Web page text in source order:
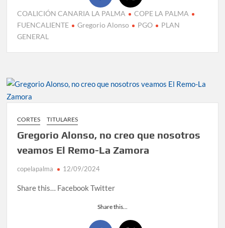
COALICIÓN CANARIA LA PALMA
COPE LA PALMA
FUENCALIENTE
Gregorio Alonso PGO
PLAN
GENERAL
CORTES TITULARES
Gregorio Alonso, no creo que nosotros
veamos El Remo-La Zamora
copelapalma 12/09/2024
Share this… Facebook Twitter
Share this...